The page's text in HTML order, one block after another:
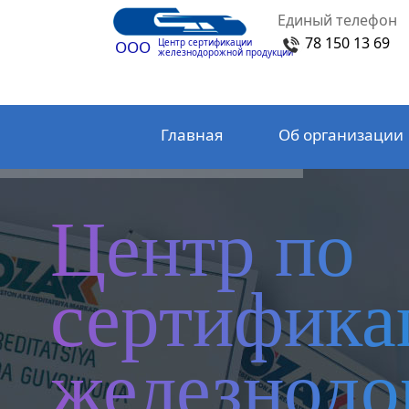
ООО Центр сертификации
железнодорожной продукции
Единый телефон
78 150 13 69
Главная Об организации
Центр по